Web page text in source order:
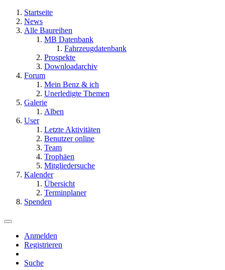
Startseite
News
Alle Baureihen
MB Datenbank
Fahrzeugdatenbank
Prospekte
Downloadarchiv
Forum
Mein Benz & ich
Unerledigte Themen
Galerie
Alben
User
Letzte Aktivitäten
Benutzer online
Team
Trophäen
Mitgliedersuche
Kalender
Übersicht
Terminplaner
Spenden
Anmelden
Registrieren
Suche